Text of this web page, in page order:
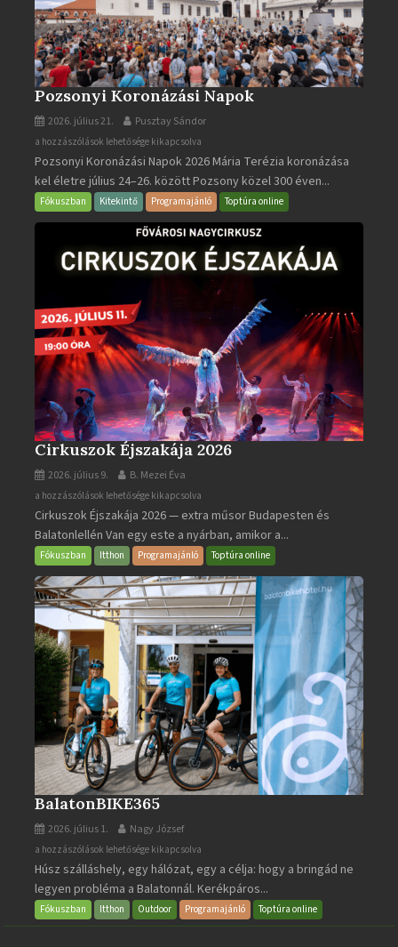
Pozsonyi Koronázási Napok
2026. július 21. Pusztay Sándor
Pozsonyi
Koronázási
Napok
bejegyzéshez
a hozzászólások lehetősége kikapcsolva
Pozsonyi Koronázási Napok 2026 Mária Terézia koronázása
kel életre július 24–26. között Pozsony közel 300 éven...
Fókuszban Kitekintő Programajánló Toptúra online
Cirkuszok Éjszakája 2026
2026. július 9. B. Mezei Éva
Cirkuszok
Éjszakája
2026
bejegyzéshez
a hozzászólások lehetősége kikapcsolva
Cirkuszok Éjszakája 2026 — extra műsor Budapesten és
Balatonlellén Van egy este a nyárban, amikor a...
Fókuszban Itthon Programajánló Toptúra online
BalatonBIKE365
2026. július 1. Nagy József
BalatonBIKE365
bejegyzéshez
a hozzászólások lehetősége kikapcsolva
Húsz szálláshely, egy hálózat, egy a célja: hogy a bringád ne
legyen probléma a Balatonnál. Kerékpáros...
Fókuszban Itthon Outdoor Programajánló Toptúra online